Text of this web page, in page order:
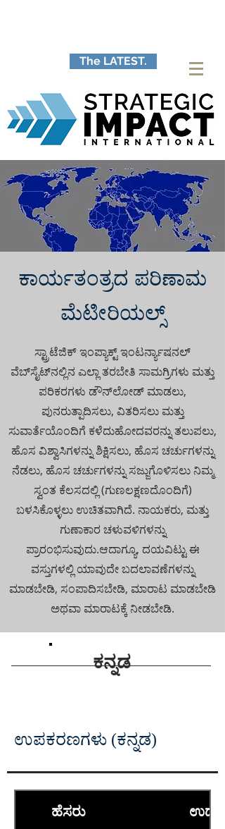
The LATEST.
ಕಾರ್ಯತಂತ್ರದ ಪರಿಣಾಮ
ಮೆಟೀರಿಯಲ್ಸ್
ಸ್ಟ್ರಾಟೆಜಿಕ್ ಇಂಪ್ಯಾಕ್ಟ್ ಇಂಟರ್ನ್ಯಾಷನಲ್
ವೆಬ್‌ಸೈಟ್‌ನಲ್ಲಿನ ಎಲ್ಲಾ ತರಬೇತಿ ಸಾಮಗ್ರಿಗಳು ಮತ್ತು
ಪರಿಕರಗಳು ಡೌನ್‌ಲೋಡ್ ಮಾಡಲು,
ಪುನರುತ್ಪಾದಿಸಲು, ವಿತರಿಸಲು ಮತ್ತು
ಸುವಾರ್ತೆಯೊಂದಿಗೆ ಕಳೆದುಹೋದವರನ್ನು ತಲುಪಲು,
ಹೊಸ ವಿಶ್ವಾಸಿಗಳನ್ನು ಶಿಕ್ಷಿಸಲು, ಹೊಸ ಚರ್ಚುಗಳನ್ನು
ನೆಡಲು, ಹೊಸ ಚರ್ಚುಗಳನ್ನು ಸಜ್ಜುಗೊಳಿಸಲು ನಿಮ್ಮ
ಸ್ವಂತ ಕೆಲಸದಲ್ಲಿ (ಗುಣಲಕ್ಷಣದೊಂದಿಗೆ)
ಬಳಸಿಕೊಳ್ಳಲು ಉಚಿತವಾಗಿದೆ. ನಾಯಕರು, ಮತ್ತು
ಗುಣಾಕಾರ ಚಳುವಳಿಗಳನ್ನು
ಪ್ರಾರಂಭಿಸುವುದು.ಆದಾಗ್ಯೂ, ದಯವಿಟ್ಟು ಈ
ವಸ್ತುಗಳಲ್ಲಿ ಯಾವುದೇ ಬದಲಾವಣೆಗಳನ್ನು
ಮಾಡಬೇಡಿ, ಸಂಪಾದಿಸಬೇಡಿ, ಮಾರಾಟ ಮಾಡಬೇಡಿ
ಅಥವಾ ಮಾರಾಟಕ್ಕೆ ನೀಡಬೇಡಿ.
ಕನ್ನಡ
ಉಪಕರಣಗಳು (ಕನ್ನಡ)
ಹೆಸರು ಉದ್ದೇಶ